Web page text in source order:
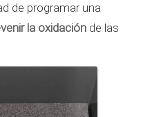
de programar una
la oxidación de las